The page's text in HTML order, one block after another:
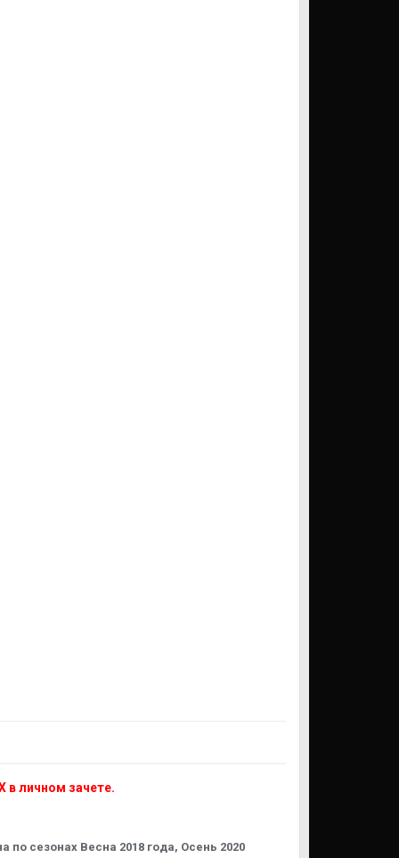
в личном зачете.
по сезонах Весна 2018 года, Осень 2020